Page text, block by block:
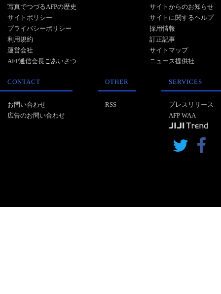
写真でつづるAFPの歴史
サイトポリシー
プライバシーポリシー
利用規約
運営会社
AFP通信会長ごあいさつ
サイトからのお知らせ
サイトに関するヘルプ
採用情報
訂正記事
サイトマップ
ニュース提供社
CONTACT
お問い合わせ
広告のお問い合わせ
OTHER
RSS
SERVICES
プレスリリース
AFP WAA